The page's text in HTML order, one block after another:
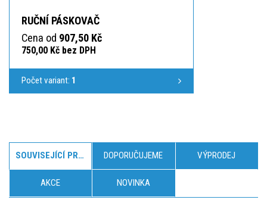
RUČNÍ PÁSKOVAČ
Cena od 907,50 Kč
750,00 Kč bez DPH
Počet variant: 1
SOUVISEJÍCÍ PRODUKTY DOPORUČUJEME VÝPRODEJ
AKCE NOVINKA